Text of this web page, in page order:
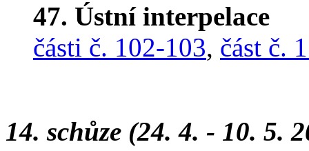
47. Ústní interpelace
části č. 102-103, část č.
14. schůze (24. 4. - 10. 5.